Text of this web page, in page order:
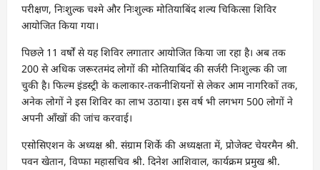
परीक्षण, निःशुल्क चश्मे और निःशुल्क मोतियाबिंद शल्य चिकित्सा शिविर
आयोजित किया गया।
पिछले 11 वर्षों से यह शिविर लगातार आयोजित किया जा रहा है। अब तक
200 से अधिक जरूरतमंद लोगों की मोतियाबिंद की सर्जरी निःशुल्क की जा
चुकी है। फिल्म इंडस्ट्री के कलाकार-तकनीशियनों से लेकर आम नागरिकों तक,
अनेक लोगों ने इस शिविर का लाभ उठाया। इस वर्ष भी लगभग 500 लोगों ने
अपनी आँखों की जांच करवाई।
एसोसिएशन के अध्यक्ष श्री. संग्राम शिर्के की अध्यक्षता में, प्रोजेक्ट चेयरमैन श्री.
पवन खेतान, विप्फा महासचिव श्री. दिनेश आशिवाल, कार्यक्रम प्रमुख श्री.